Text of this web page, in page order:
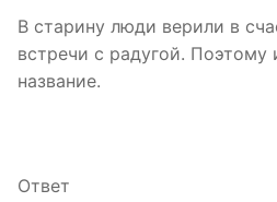
В старину люди верили в
встречи с радугой. Поэтому
название.
Ответ